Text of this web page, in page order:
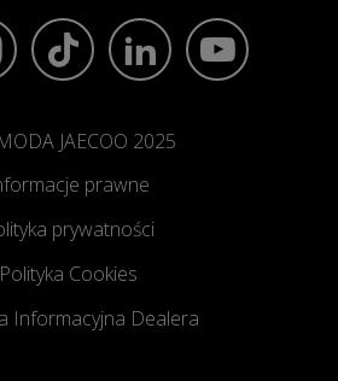
JAECOO 2025
prawne
prywatności
Polityka Cookies
Informacyjna Dealera